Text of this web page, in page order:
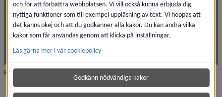
Foto: Elektra Solar
och för att förbättra webbplatsen. Vi vill också kunna erbjuda dig
nyttiga funktioner som till exempel uppläsning av text. Vi hoppas att
det känns okej och att du godkänner alla kakor. Du kan ändra vilka
kakor som får användas genom att klicka på inställningar.
Läs gärna mer i vår cookiepolicy
Godkänn nödvändiga kakor